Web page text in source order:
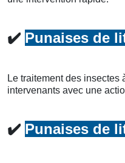
✔️ Punaises de
Le traitement des insectes
intervenants avec une
✔️ Punaises de